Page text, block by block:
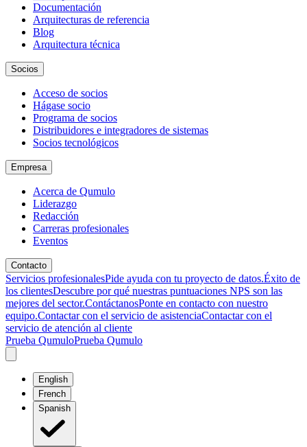
Documentación
Arquitecturas de referencia
Blog
Arquitectura técnica
Socios
Acceso de socios
Hágase socio
Programa de socios
Distribuidores e integradores de sistemas
Socios tecnológicos
Empresa
Acerca de Qumulo
Liderazgo
Redacción
Carreras profesionales
Eventos
Contacto
Servicios profesionalesPide ayuda con tu proyecto de datos.Éxito de
los clientesDescubre por qué nuestras puntuaciones NPS son las
mejores del sector.ContáctanosPonte en contacto con nuestro
equipo.Contactar con el servicio de asistenciaContactar con el
servicio de atención al cliente
Prueba QumuloPrueba Qumulo
English
French
Spanish